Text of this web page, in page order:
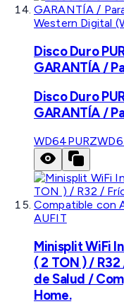
Western Digital
Disco Duro
GARANTÍA /
Disco Duro
GARANTÍA /
WD64PURZ
AUFIT
Minisplit WiFi
( 2 TON ) /
de Salud /
Home.